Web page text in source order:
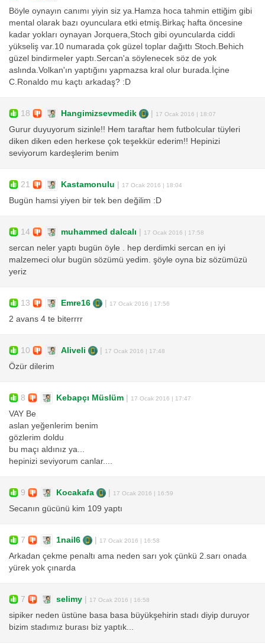
Böyle oynayın canımı yiyin siz ya.Hamza hoca tahmin ettiğim gibi
mental olarak bazı oyunculara etki etmiş.Birkaç hafta öncesine
kadar yokları oynayan Jorquera,Stoch gibi oyuncularda ciddi
yükseliş var.10 numarada çok güzel toplar dağıttı Stoch.Behich
güzel bindirmeler yaptı.Sercan'a söylenecek söz de yok
aslında.Volkan'ın yaptığını yapmazsa kral olur burada.İçine
C.Ronaldo mu kaçtı arkadaş? :D
18 Hangimizsevmedik | 17 Ocak 2016 | 18:07
Gurur duyuyorum sizinle!! Hem taraftar hem futbolcular tüyleri
diken diken eden herkese çok teşekkür ederim!! Hepinizi
seviyorum kardeşlerim benim
21 Kastamonulu | 17 Ocak 2016 | 18:04
Bugün hamsi yiyen bir tek ben değilim :D
14 muhammed dalcalı | 17 Ocak 2016 | 17:58
sercan neler yaptı bugün öyle . hep derdimki sercan en iyi
malzemeci olur bugün sözümü yedim. şöyle oyna biz sözümüzü
yeriz
13 Emre16 | 17 Ocak 2016 | 17:56
2 avans 4 te biterrrr
10 Aliveli | 17 Ocak 2016 | 17:48
Özür dilerim
8 Kebapçı Müslüm | 17 Ocak 2016 | 17:47
VAY Be
aslan yeğenlerim benim
gözlerim doldu
bu maçı aldınız ya...
hepinizi seviyorum canlar....
9 Kocakafa | 17 Ocak 2016 | 16:59
Secanın gücünü kim 109 yaptı
7 1nail6 | 17 Ocak 2016 | 16:58
Arkadan çekme penaltı ama neden sarı yok çünkü 2.sarı onada
yürek yok çınarda
7 selimy | 17 Ocak 2016 | 16:58
sipiker neden üstüne basa basa büyükşehirin stadı diyip duruyor
bizim stadımız burası biz yaptık...